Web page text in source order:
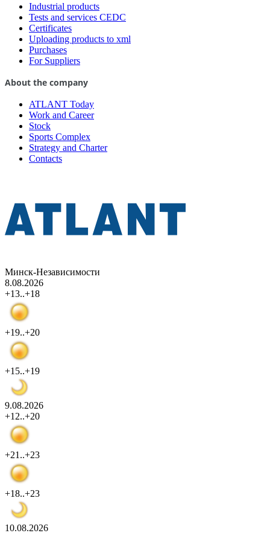
Industrial products
Tests and services CEDC
Certificates
Uploading products to xml
Purchases
For Suppliers
About the company
ATLANT Today
Work and Career
Stock
Sports Complex
Strategy and Charter
Contacts
Минск-Независимости
8.08.2026
+13..+18
+19..+20
+15..+19
9.08.2026
+12..+20
+21..+23
+18..+23
10.08.2026